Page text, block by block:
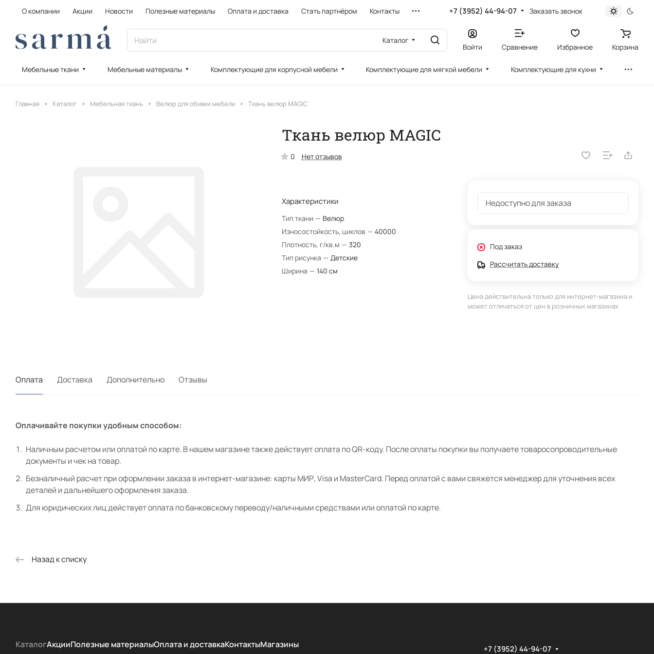
О компании Акции Новости Полезные материалы Оплата и доставка Стать партнёром Контакты +7 (3952) 44-94-07 Заказать звонок
Каталог
Войти Сравнение Избранное Корзина
Мебельные ткани Мебельные материалы Комплектующие для корпусной мебели Комплектующие для мягкой мебели Комплектующие для кухни
Главная Каталог Мебельная ткань Велюр для обивки мебели Ткань велюр MAGIC
Ткань велюр MAGIC
0 Нет отзывов
Характеристики
Тип ткани — Велюр
Износостойкость, циклов — 40000
Плотность, г/кв.м — 320
Тип рисунка — Детские
Ширина — 140 см
Недоступно для заказа
Под заказ
Рассчитать доставку
Цена действительна только для интернет-магазина и
может отличаться от цен в розничных магазинах
Оплата Доставка Дополнительно Отзывы
Оплачивайте покупки удобным способом:
Наличным расчетом или оплатой по карте. В нашем магазине также действует оплата по QR-коду. После оплаты покупки вы получаете товаросопроводительные
документы и чек на товар.
Безналичный расчет при оформлении заказа в интернет-магазине: карты МИР, Visa и MasterCard. Перед оплатой с вами свяжется менеджер для уточнения всех
деталей и дальнейшего оформления заказа.
Для юридических лиц действует оплата по банковскому переводу/наличными средствами или оплатой по карте.
Назад к списку
КаталогАкцииПолезные материалыОплата и доставкаКонтактыМагазины +7 (3952) 44-94-07